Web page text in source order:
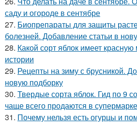
саду и огороде в сентябре
27. Биопрепараты для защиты
болезней. Добавление статьи в
28. Какой сорт яблок имеет
истории
29. Рецепты на зиму с брусникой.
новую подборку
30. Твердые сорта яблок. Гид по 9
чаще всего продаются в
31. Почему нельзя есть огурцы и